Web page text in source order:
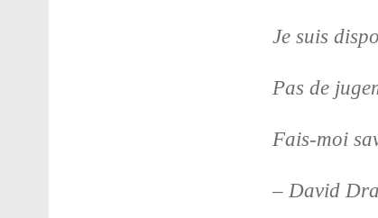
Je suis
Pas de
Fais-moi
– David